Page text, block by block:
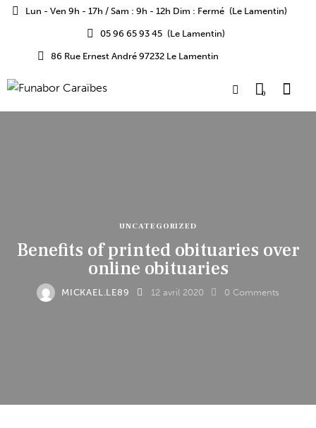
Lun - Ven 9h - 17h / Sam : 9h - 12h Dim : Fermé (Le Lamentin)
05 96 65 93 45 (Le Lamentin)
86 Rue Ernest André 97232 Le Lamentin
0
UNCATEGORIZED
Benefits of printed obituaries over
online obituaries
MICKAEL.LE89 12 avril 2020 0 Comments